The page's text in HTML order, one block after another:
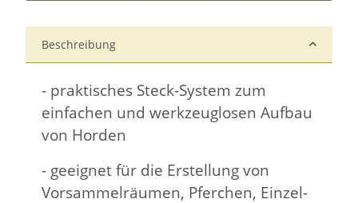
Beschreibung
- praktisches Steck-System zum
einfachen und werkzeuglosen Aufbau
von Horden
- geeignet für die Erstellung von
Vorsammelräumen, Pferchen, Einzel-